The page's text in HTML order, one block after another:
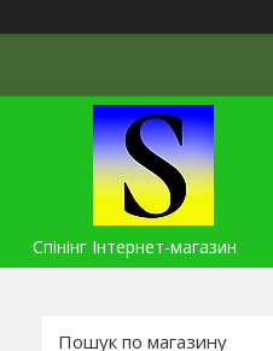
Спінінг Інтернет-магазин